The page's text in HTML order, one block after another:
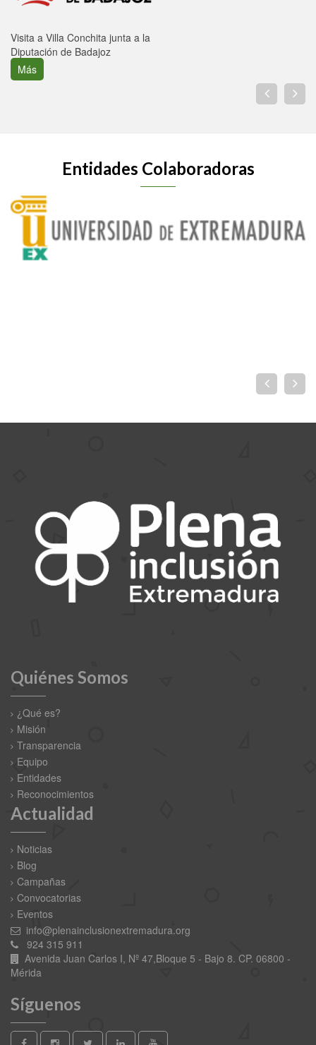
Visita a Villa Conchita junta a la
Diputación de Badajoz
Más
Entidades Colaboradoras
Quiénes Somos
¿Qué es?
Misión
Transparencia
Equipo
Entidades
Reconocimientos
Actualidad
Noticias
Blog
Campañas
Convocatorias
Eventos
info@plenainclusionextremadura.org
924 315 911
Avenida Juan Carlos I, Nº 47,Bloque 5 - Bajo 8. CP. 06800 -
Mérida
Síguenos